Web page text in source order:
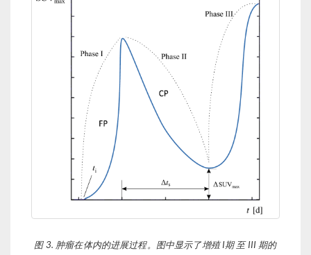
图 3. 肿瘤在体内的进展过程。图中显示了增殖 I期 至 III 期的